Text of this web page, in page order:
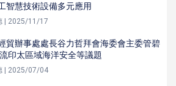
智慧技術設備多元應用
| 2025/11/17
貿辦事處處長谷力哲拜會海委會主委管碧
印太區域海洋安全等議題
| 2025/07/04